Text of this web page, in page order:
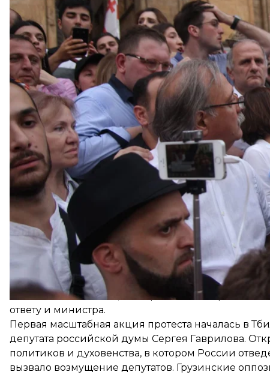
пятницы требуют, чтобы он покинул свой пост.
Они называют Гахария виновным в превышении
человек, трое лишились глаза. Очевидцы и
преследовали активистов, прицельно стреляя
Эксперты отметили, что полиция должна была
серьезных травм.
Многих из стрелявших удалось
десяти полицейских, они временно отстранены
ответу и министра.
Первая масштабная акция протеста началась в
депутата российской думы Сергея Гаврилова.
политиков и духовенства, в котором России
вызвало возмущение депутатов. Грузинские